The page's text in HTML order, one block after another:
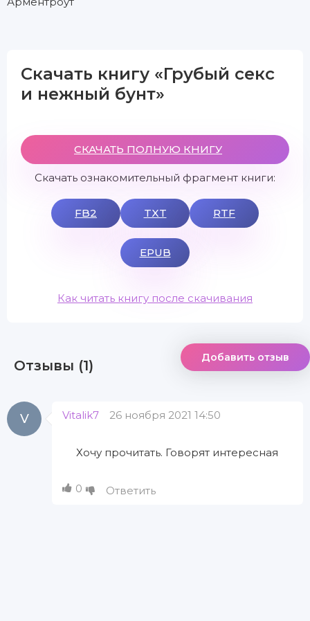
Скачать книгу «Грубый секс
и нежный бунт»
СКАЧАТЬ ПОЛНУЮ КНИГУ
Скачать ознакомительный фрагмент книги:
FB2 TXT RTF
EPUB
Как читать книгу после скачивания
Отзывы (1) Добавить отзыв
V Vitalik7 26 ноября 2021 14:50
Хочу прочитать. Говорят интересная
0 Ответить